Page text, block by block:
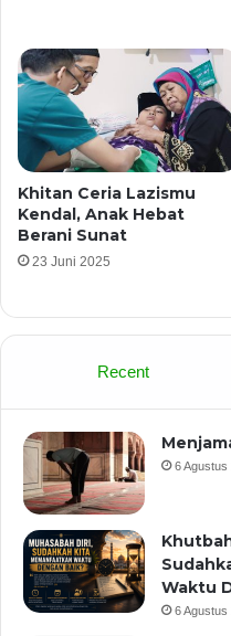
Khitan Ceria Lazismu
Kendal, Anak Hebat
Berani Sunat
23 Juni 2025
Recent
6 Agustus
Waktu
6 Agustus